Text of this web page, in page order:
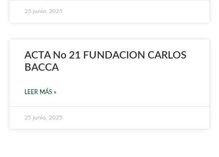
25 junio, 2025
ACTA No 21 FUNDACION CARLOS
BACCA
LEER MÁS »
25 junio, 2025